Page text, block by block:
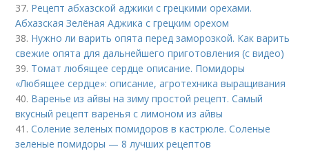
37. Рецепт абхазской аджики с грецкими орехами.
Абхазская Зелёная Аджика с грецким орехом
38. Нужно ли варить опята перед заморозкой. Как варить
свежие опята для дальнейшего приготовления (с видео)
39. Томат любящее сердце описание. Помидоры
«Любящее сердце»: описание, агротехника выращивания
40. Варенье из айвы на зиму простой рецепт. Самый
вкусный рецепт варенья с лимоном из айвы
41.Соление зеленых помидоров в кастрюле. Соленые
зеленые помидоры — 8 лучших рецептов